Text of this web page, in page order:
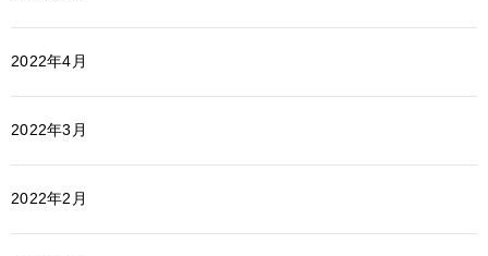
2022年4月
2022年3月
2022年2月